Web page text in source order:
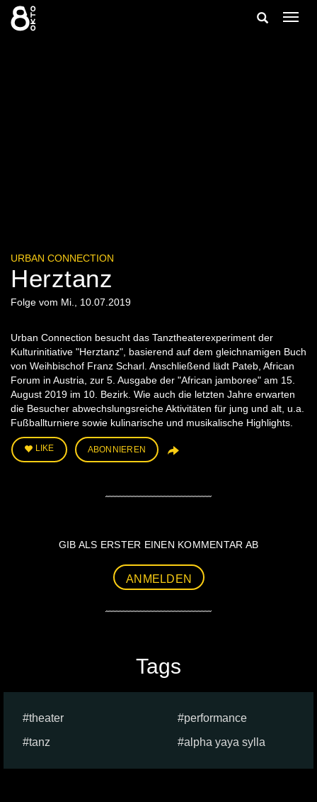
Zum
Inhalt
springen
Suche
URBAN CONNECTION
Herztanz
Folge vom Mi., 10.07.2019
Urban Connection besucht das Tanztheaterexperiment der
Kulturinitiative "Herztanz", basierend auf dem gleichnamigen Buch
von Weihbischof Franz Scharl. Anschließend lädt Pateb, African
Forum in Austria, zur 5. Ausgabe der "African jamboree" am 15.
August 2019 im 10. Bezirk. Wie auch die letzten Jahre erwarten
die Besucher abwechslungsreiche Aktivitäten für jung und alt, u.a.
Fußballturniere sowie kulinarische und musikalische Highlights.
LIKE ABONNIEREN
GIB ALS ERSTER EINEN KOMMENTAR AB
ANMELDEN
Tags
theater
performance
tanz
alpha yaya sylla